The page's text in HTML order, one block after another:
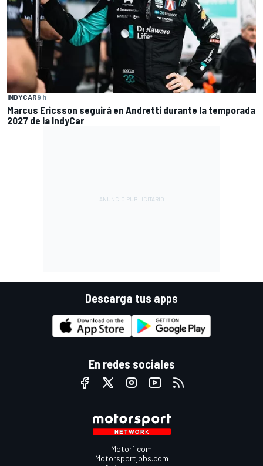
INDYCAR9 h
Marcus Ericsson seguirá en Andretti durante la temporada
2027 de la IndyCar
Descarga tus apps
En redes sociales
Motor1.com
Motorsportjobs.com